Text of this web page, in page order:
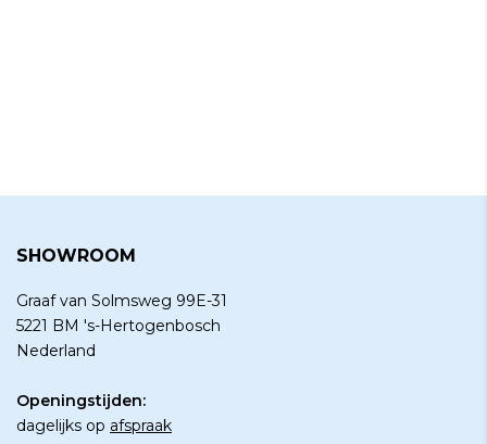
SHOWROOM
Graaf van Solmsweg 99E-31
5221 BM 's-Hertogenbosch
Nederland
Openingstijden:
dagelijks op afspraak